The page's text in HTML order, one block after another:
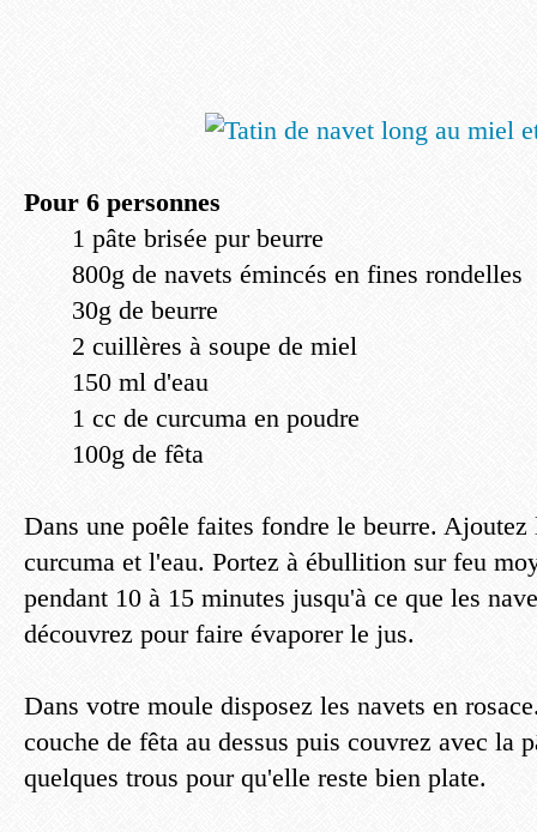
Pour 6 personnes
1 pâte brisée pur beurre
800g de navets émincés en fines rondelles
30g de beurre
2 cuillères à soupe de miel
150 ml d'eau
1 cc de curcuma en poudre
100g de fêta
Dans une poêle faites fondre le beurre.
curcuma et l'eau. Portez à ébullition sur feu
pendant 10 à 15 minutes jusqu'à ce que les
découvrez pour faire évaporer le jus.
Dans votre moule disposez les navets en
couche de fêta au dessus puis couvrez avec la
quelques trous pour qu'elle reste bien plate.